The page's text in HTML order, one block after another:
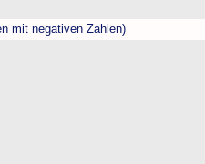
mit negativen Zahlen)